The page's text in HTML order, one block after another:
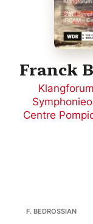
Franck
Centre
F. BEDROSSIAN